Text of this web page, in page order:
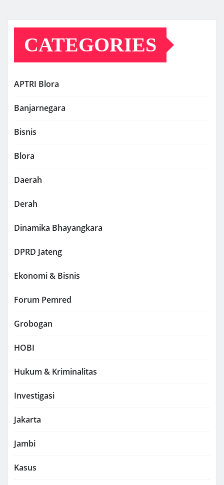
CATEGORIES
APTRI Blora
Banjarnegara
Bisnis
Blora
Daerah
Derah
Dinamika Bhayangkara
DPRD Jateng
Ekonomi & Bisnis
Forum Pemred
Grobogan
HOBI
Hukum & Kriminalitas
Investigasi
Jakarta
Jambi
Kasus